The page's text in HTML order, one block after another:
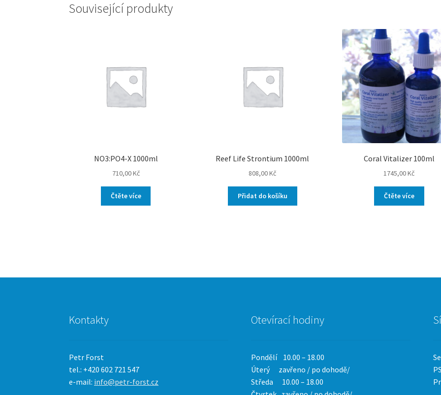
Související produkty
NO3:PO4-X 1000ml
710,00Kč
Čtěte více
Reef Life Strontium 1000ml
808,00Kč
Přidat do košíku
Coral Vitalizer 100ml
1745,00Kč
Čtěte více
Kontakty
Petr Forst
tel.: +420 602 721 547
e-mail: info@petr-forst.cz
Otevírací hodiny
Pondělí 10.00 – 18.00
Úterý zavřeno / po dohodě/
Středa 10.00 – 18.00